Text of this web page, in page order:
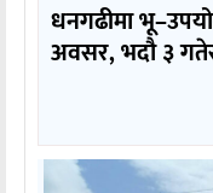
धनगढीमा
अवसर, भदौ ३